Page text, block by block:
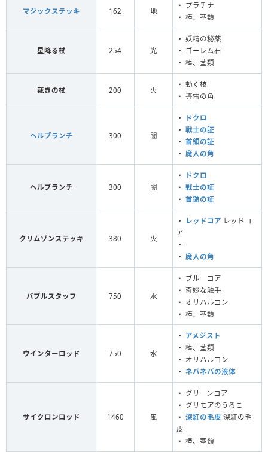
マジックステッキ 162 地
・ プラチナ
・ 棒、茎類
星降る杖 254 光
・ 妖精の秘薬
・ ゴーレム石
・ 棒、茎類
裁きの杖 200 火
・ 動く枝
・ 導雷の角
ヘルブランチ 300 闇
・
ドクロ
・ 戦士の証
・ 首領の証
・ 魔人の角
ヘルブランチ 300 闇
・
ドクロ
・ 戦士の証
・ 首領の証
クリムゾンステッキ 380 火
・ レッドコア レッドコ
ア
・-
・ 魔人の角
バブルスタッフ 750 水
・ ブルーコア
・ 奇妙な触手
・ オリハルコン
・ 棒、茎類
ウインターロッド 750 水
・ アメジスト
・ 棒、茎類
・ オリハルコン
・ ネバネバの液体
サイクロンロッド 1460 風
・ グリーンコア
・ グリモアのうろこ
・ 深紅の毛皮 深紅の毛
皮
・ 棒、茎類